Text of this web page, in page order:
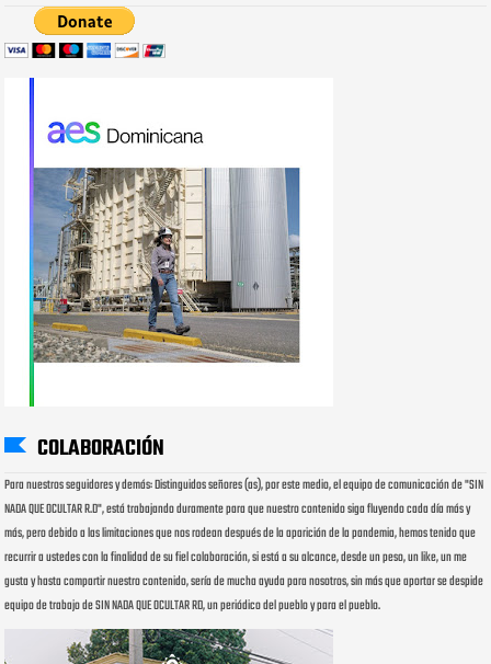
COLABORACIÓN
Para nuestros seguidores y demás: Distinguidos señores (as), por este medio, el equipo de comunicación de "SIN
NADA QUE OCULTAR R.D", está trabajando duramente para que nuestro contenido siga fluyendo cada día más y
más, pero debido a las limitaciones que nos rodean después de la aparición de la pandemia, hemos tenido que
recurrir a ustedes con la finalidad de su fiel colaboración, si está a su alcance, desde un peso, un like, un me
gusta y hasta compartir nuestro contenido, sería de mucha ayuda para nosotros, sin más que aportar se despide
equipo de trabajo de SIN NADA QUE OCULTAR RD, un periódico del pueblo y para el pueblo.